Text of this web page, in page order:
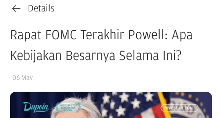
Details
Rapat FOMC Terakhir Powell: Apa
Kebijakan Besarnya Selama Ini?
06 May